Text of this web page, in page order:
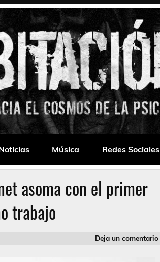
Música Redes Sociales
asoma con el primer
trabajo
Deja un comentario